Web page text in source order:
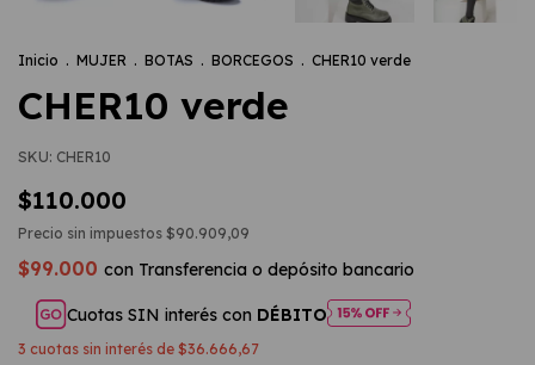
Inicio . MUJER . BOTAS . BORCEGOS . CHER10 verde
CHER10 verde
SKU: CHER10
$110.000
Precio sin impuestos $90.909,09
$99.000 con Transferencia o depósito bancario
Cuotas SIN interés con DÉBITO
3 cuotas sin interés de $36.666,67